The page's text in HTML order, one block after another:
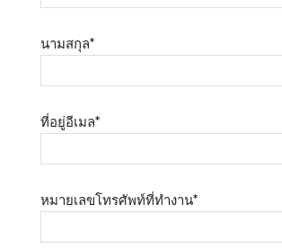
นามสกุล*
ที่อยู่อีเมล*
หมายเลขโทรศัพท์ที่ทำงาน*